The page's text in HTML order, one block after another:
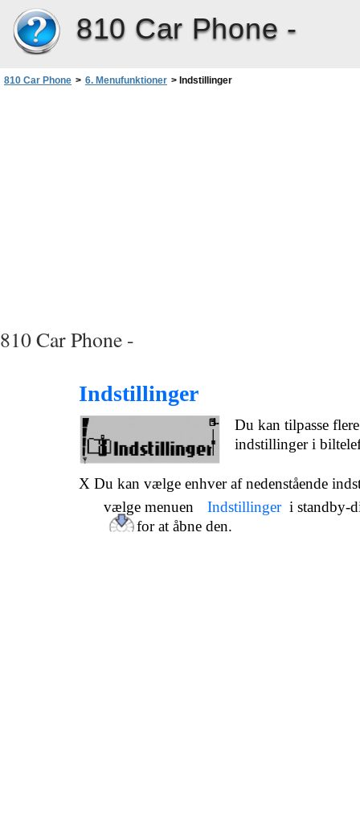
810 Car Phone -
810 Car Phone > 6. Menufunktioner > Indstillinger
810 Car Phone -
Indstillinger
Du kan tilpasse
indstillinger i
X Du kan vælge enhver af nedenstående
vælge menuen
Indstillinger i standby-
for at åbne den.